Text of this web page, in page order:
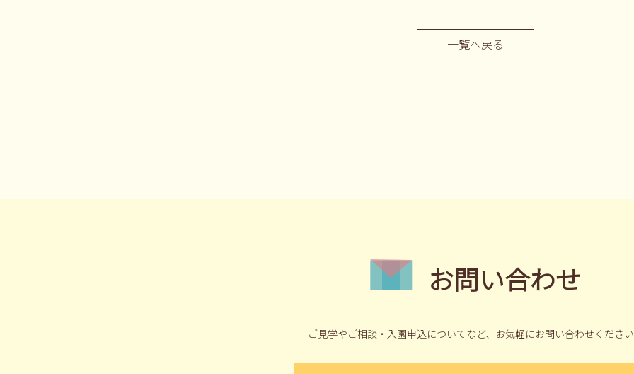
一覧へ戻る
お問い合わせ
ご見学やご相談・入園申込についてなど、 お気軽にお問い合わせくださ